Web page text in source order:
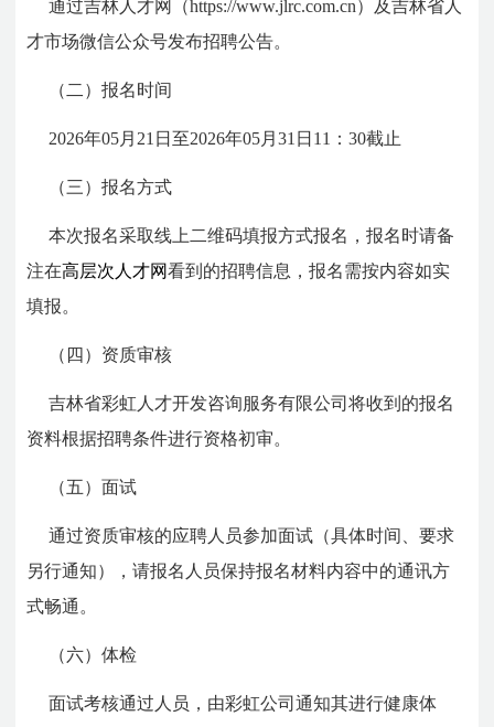
通过吉林人才网（https://www.jlrc.com.cn）及吉林省人
才市场微信公众号发布招聘公告。
（二）报名时间
2026年05月21日至2026年05月31日11：30截止
（三）报名方式
本次报名采取线上二维码填报方式报名，报名时请备
注在高层次人才网看到的招聘信息，报名需按内容如实
填报。
（四）资质审核
吉林省彩虹人才开发咨询服务有限公司将收到的报名
资料根据招聘条件进行资格初审。
（五）面试
通过资质审核的应聘人员参加面试（具体时间、要求
另行通知），请报名人员保持报名材料内容中的通讯方
式畅通。
（六）体检
面试考核通过人员，由彩虹公司通知其进行健康体